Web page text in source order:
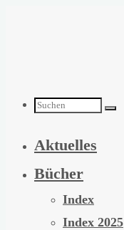
Suchen
nach:
Aktuelles
Bücher
Index
Index 2025